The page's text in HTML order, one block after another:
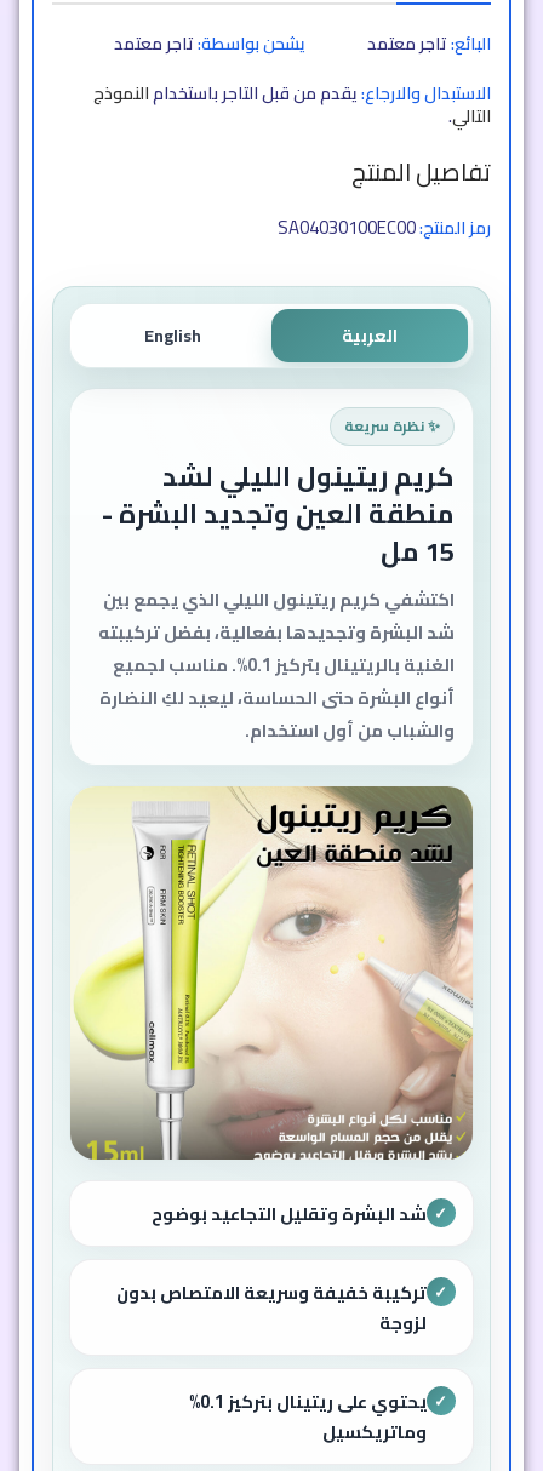
البائع:تاجر معتمد يشحن بواسطة:تاجر معتمد
الاستبدال والارجاع:يقدم من قبل التاجر باستخدامالنموذج
التالي.
تفاصيل المنتج
رمز المنتج:SA04030100EC00
العربية English
✨ نظرة سريعة
كريم ريتينول الليلي لشد
منطقة العين وتجديد البشرة -
15 مل
اكتشفي كريم ريتينول الليلي الذي يجمع بين
شد البشرة وتجديدها بفعالية، بفضل تركيبته
الغنية بالريتينال بتركيز 0.1%. مناسب لجميع
أنواع البشرة حتى الحساسة، ليعيد لكِ النضارة
والشباب من أول استخدام.
✓ شد البشرة وتقليل التجاعيد بوضوح
✓ تركيبة خفيفة وسريعة الامتصاص بدون
لزوجة
✓
يحتوي على ريتينال بتركيز 0.1%
وماتريكسيل